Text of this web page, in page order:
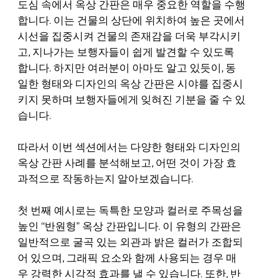
도심 속에서 옥상 간판은 매우 중요한 역할을 수행
합니다. 이는 건물의 상단에 위치하여 높은 곳에서
시선을 집중시켜 건물의 존재감을 더욱 부각시키
고, 지나가는 보행자들이 쉽게 발견할 수 있도록
합니다. 하지만 여러분이 아마도 알고 있듯이, 동
일한 형태와 디자인의 옥상 간판은 시야를 집중시
키지 못하며 보행자들에게 잊혀진 기분을 줄 수 있
습니다.
따라서 이번 섹션에서는 다양한 형태와 디자인의
옥상 간판 사례를 분석해보고, 어떤 것이 가장 효
과적으로 작동하는지 알아보겠습니다.
첫 번째 예시로는 독특한 모양과 컬러로 주목성을
높인 “반원형” 옥상 간판입니다. 이 유형의 간판은
일반적으로 굴곡 있는 외관과 밝은 컬러가 조합되
어 있으며, 그래픽 요소와 함께 사용되는 경우 매
우 강력한 시각적 효과를 낼 수 있습니다. 또한, 반